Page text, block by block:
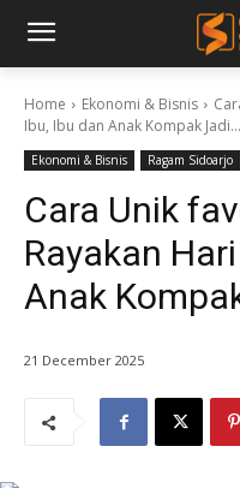
Home Ekonomi & Bisnis
Ibu, Ibu dan Anak Kompak Jadi...
Ekonomi & Bisnis Ragam Sidoarjo
Cara Unik
Rayakan
Anak
21 December 2025